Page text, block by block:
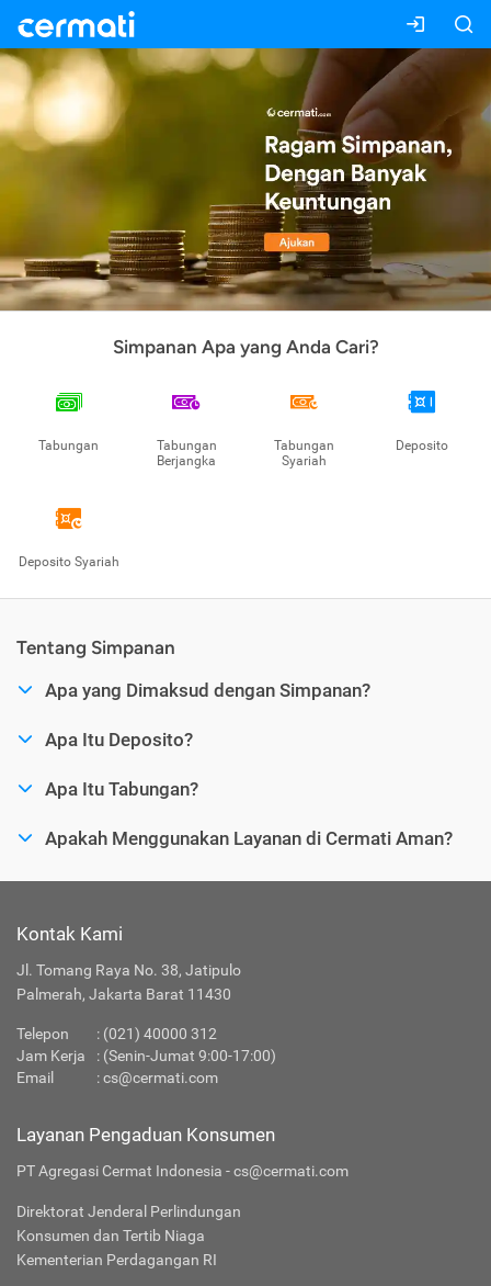
Simpanan Apa yang Anda Cari?
Tabungan
Tabungan
Berjangka
Tabungan
Syariah
Deposito
Deposito Syariah
Tentang Simpanan
Apa yang Dimaksud dengan Simpanan?
Apa Itu Deposito?
Apa Itu Tabungan?
Apakah Menggunakan Layanan di Cermati Aman?
Kontak Kami
Jl. Tomang Raya No. 38, Jatipulo
Palmerah, Jakarta Barat 11430
Telepon : (021) 40000 312
Jam Kerja
: (Senin-Jumat 9:00-17:00)
Email
:cs@cermati.com
Layanan Pengaduan Konsumen
PT Agregasi Cermat Indonesia - cs@cermati.com
Direktorat Jenderal Perlindungan
Konsumen dan Tertib Niaga
Kementerian Perdagangan RI